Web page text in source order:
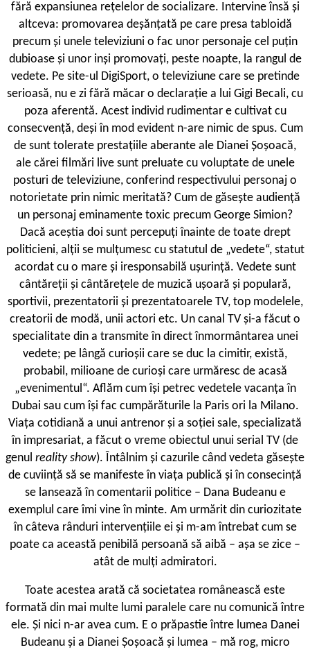
fără expansiunea rețelelor de socializare. Intervine însă și
altceva: promovarea deșănțată pe care presa tabloidă
precum și unele televiziuni o fac unor personaje cel puțin
dubioase și unor inși promovați, peste noapte, la rangul de
vedete. Pe site-ul DigiSport, o televiziune care se pretinde
serioasă, nu e zi fără măcar o declarație a lui Gigi Becali, cu
poza aferentă. Acest individ rudimentar e cultivat cu
consecvență, deși în mod evident n-are nimic de spus. Cum
de sunt tolerate prestațiile aberante ale Dianei Șoșoacă,
ale cărei filmări live sunt preluate cu voluptate de unele
posturi de televiziune, conferind respectivului personaj o
notorietate prin nimic meritată? Cum de găsește audiență
un personaj eminamente toxic precum George Simion?
Dacă aceștia doi sunt percepuți înainte de toate drept
politicieni, alții se mulțumesc cu statutul de „vedete“, statut
acordat cu o mare și iresponsabilă ușurință. Vedete sunt
cântăreții și cântărețele de muzică ușoară și populară,
sportivii, prezentatorii și prezentatoarele TV, top modelele,
creatorii de modă, unii actori etc. Un canal TV și-a făcut o
specialitate din a transmite în direct înmormântarea unei
vedete; pe lângă curioșii care se duc la cimitir, există,
probabil, milioane de curioși care urmăresc de acasă
„evenimentul“. Aflăm cum își petrec vedetele vacanța în
Dubai sau cum își fac cumpărăturile la Paris ori la Milano.
Viața cotidiană a unui antrenor și a soției sale, specializată
în impresariat, a făcut o vreme obiectul unui serial TV (de
genul reality show). Întâlnim și cazurile când vedeta găsește
de cuviință să se manifeste în viața publică și în consecință
se lansează în comentarii politice – Dana Budeanu e
exemplul care îmi vine în minte. Am urmărit din curiozitate
în câteva rânduri intervențiile ei și m-am întrebat cum se
poate ca această penibilă persoană să aibă – așa se zice –
atât de mulți admiratori.
Toate acestea arată că societatea românească este
formată din mai multe lumi paralele care nu comunică între
ele. Și nici n-ar avea cum. E o prăpastie între lumea Danei
Budeanu și a Dianei Șoșoacă și lumea – mă rog, micro